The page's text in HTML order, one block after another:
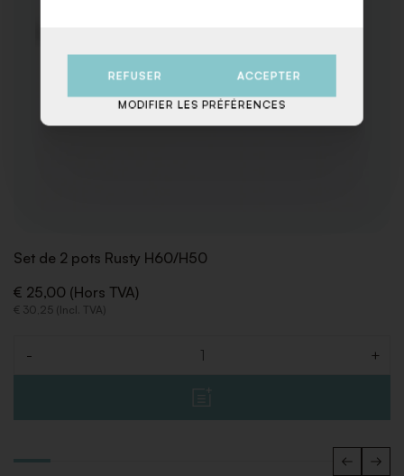
Set de 2 pots Rusty H60/H50
€ 25,00 (Hors TVA)
€ 30,25 (Incl. TVA)
- +
REFUSER ACCEPTER
MODIFIER LES PRÉFÉRENCES